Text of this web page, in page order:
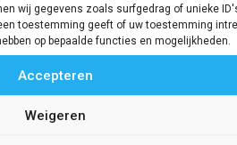
wij gegevens zoals surfgedrag of unieke
toestemming geeft of uw toestemming
op bepaalde functies en mogelijkheden.
Accepteren
Weigeren
G/H